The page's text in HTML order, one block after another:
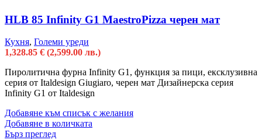
HLB 85 Infinity G1 MaestroPizza черен мат
Кухня, Големи уреди
1,328.85 € (2,599.00 лв.)
Пиролитична фурна Infinity G1, функция за пици, ексклузивна
серия от Italdesign Giugiaro, черен мат Дизайнерска серия
Infinity G1 от Italdesign
Добавяне към списък с желания
Добавяне в количката
Бърз преглед